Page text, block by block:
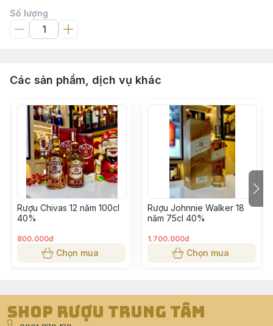
Số lượng
Các sản phẩm, dịch vụ khác
Rượu Chivas 12 năm 100cl
40%
800.000đ
Chọn mua
Rượu Johnnie Walker 18
năm 75cl 40%
1.700.000đ
Chọn mua
Shop Rượu Trung Tâm